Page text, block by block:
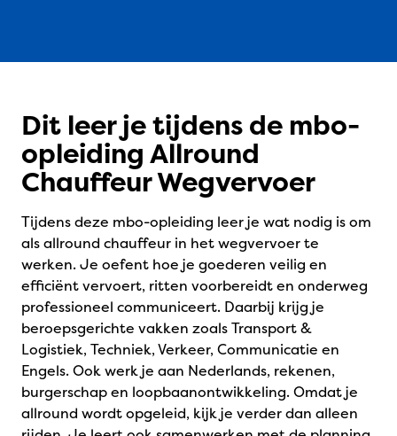
Dit leer je tijdens de mbo-
opleiding Allround
Chauffeur Wegvervoer
Tijdens deze mbo-opleiding leer je wat nodig is om
als allround chauffeur in het wegvervoer te
werken. Je oefent hoe je goederen veilig en
efficiënt vervoert, ritten voorbereidt en onderweg
professioneel communiceert. Daarbij krijg je
beroepsgerichte vakken zoals Transport &
Logistiek, Techniek, Verkeer, Communicatie en
Engels. Ook werk je aan Nederlands, rekenen,
burgerschap en loopbaanontwikkeling. Omdat je
allround wordt opgeleid, kijk je verder dan alleen